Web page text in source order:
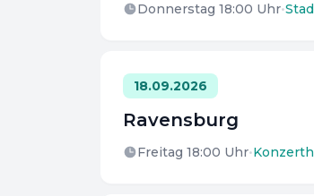
Donnerstag 18:00 Uhr•
18.09.2026
Ravensburg
Freitag 18:00 Uhr•